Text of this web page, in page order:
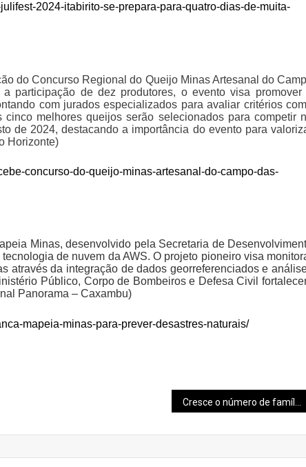
2024-itabirito-se-prepara-para-quatro-dias-de-muita-
do Concurso Regional do Queijo Minas Artesanal do
participação de dez produtores, o evento visa promover
com jurados especializados para avaliar critérios
cinco melhores queijos serão selecionados para competir
de 2024, destacando a importância do evento para
Horizonte)
concurso-do-queijo-minas-artesanal-do-campo-das-
Minas, desenvolvido pela Secretaria de
de nuvem da AWS. O projeto pioneiro visa
através da integração de dados georreferenciados e
Público, Corpo de Bombeiros e Defesa Civil
Panorama – Caxambu)
mapeia-minas-para-prever-desastres-naturais/